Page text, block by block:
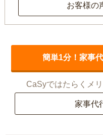
お客様の
簡単1分！家事
CaSyではたらくメ
家事代